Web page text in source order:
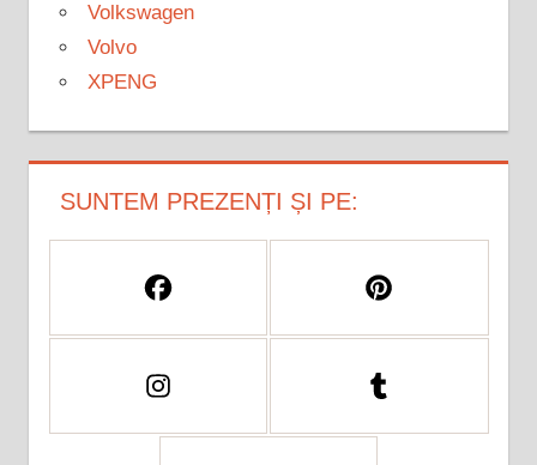
Volkswagen
Volvo
XPENG
SUNTEM PREZENȚI ȘI PE: